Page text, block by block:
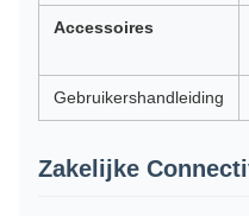
Accessoires
Gebruikershandleiding
Zakelijke